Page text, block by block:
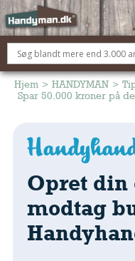
OM HANDYMAN.DK
FÅ 3 TILBUD
ANNONCERING
TØMRER/SNEDKER
Montage Og Nybyg
Reparation Og Vedligehold
Alt Om Køkkenet
Om Materialer
Hjem > HANDYMAN >
Spar 50.000 kroner på
Opret din
modtag